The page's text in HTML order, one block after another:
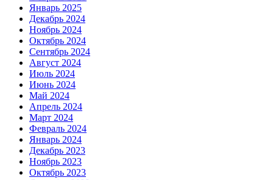
Январь 2025
Декабрь 2024
Ноябрь 2024
Октябрь 2024
Сентябрь 2024
Август 2024
Июль 2024
Июнь 2024
Май 2024
Апрель 2024
Март 2024
Февраль 2024
Январь 2024
Декабрь 2023
Ноябрь 2023
Октябрь 2023